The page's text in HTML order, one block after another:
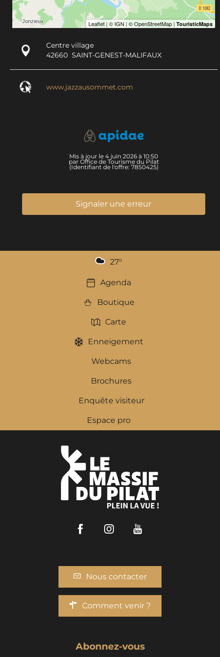
Centre village
42660 SAINT-GENEST-MALIFAUX
www.jazzausommet.com
Mis à jour le 4 juin 2026 à 10:50
par Office de Tourisme du Pilat
(Identifiant de l'offre: 7850425)
Signaler une erreur
27°
Agenda
Boutique
Carte
Enneigement
Webcams
Brochures
Enquête visiteur
Espace pro
FacebookInstagram
Nous contacter
Comment venir ?
Abonnez-vous